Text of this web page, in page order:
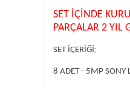
SET İÇİNDE
PARÇALAR 2 YIL
SET İÇERİĞİ;
8 ADET - 5MP SONY